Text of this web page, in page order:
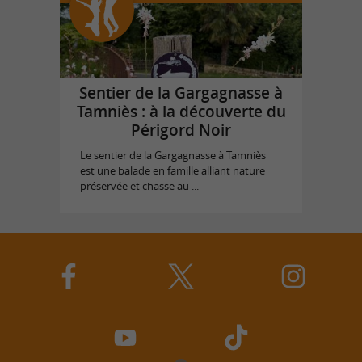
Sentier de la Gargagnasse à
Tamniès : à la découverte du
Périgord Noir
Le sentier de la Gargagnasse à Tamniès
est une balade en famille alliant nature
préservée et chasse au ...